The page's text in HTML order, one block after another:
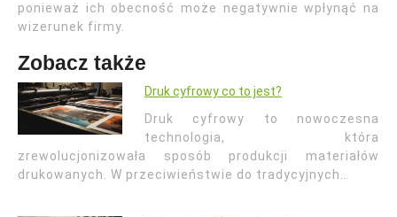
ponieważ ich obecność może negatywnie wpłynąć na
wizerunek firmy.
Zobacz także
Druk cyfrowy co to jest?
Druk cyfrowy to nowoczesna
technologia, która
zrewolucjonizowała sposób produkcji materiałów
drukowanych. W przeciwieństwie do tradycyjnych…